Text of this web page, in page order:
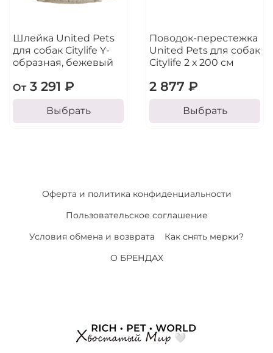
Шлейка United Pets
для собак Citylife Y-
образная, бежевый
От3 291 ₽
Выбрать
Поводок-перестежка
United Pets для собак
Citylife 2 х 200 см
2 877 ₽
Выбрать
Оферта и политика конфиденциальности
Пользовательское соглашение
Условия обмена и возврата
Как снять мерки?
О БРЕНДАХ